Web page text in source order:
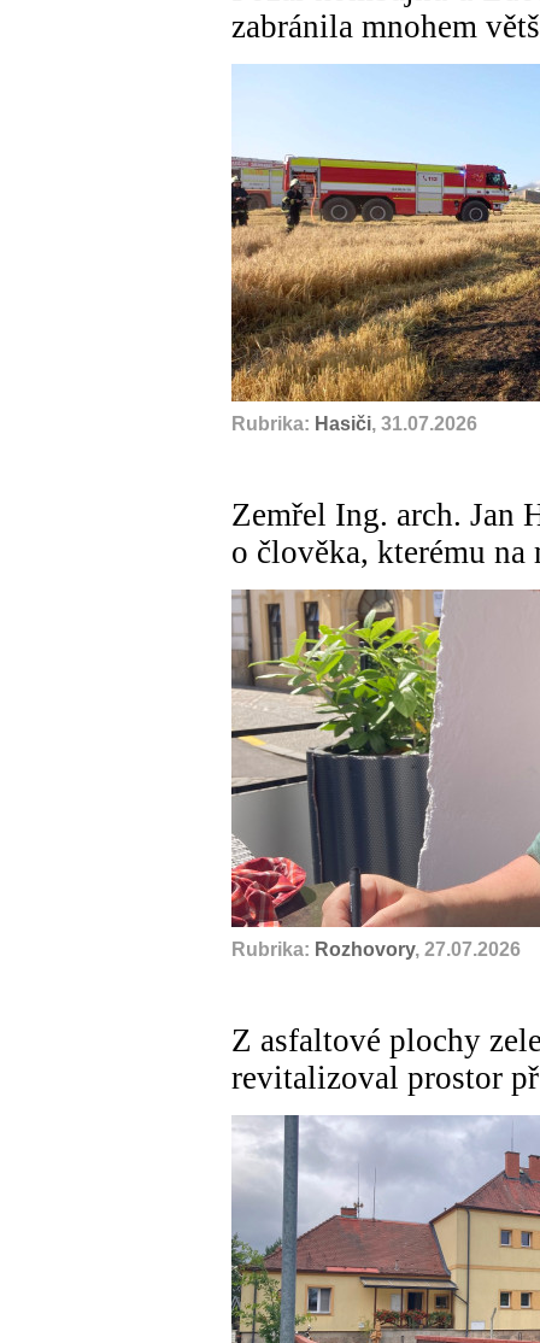
zabránila mnohem
Rubrika: Hasiči, 31.07.2026
Zemřel Ing. arch. Jan
o člověka, kterému na
Rubrika: Rozhovory, 27.07.2026
Z asfaltové plochy
revitalizoval prostor